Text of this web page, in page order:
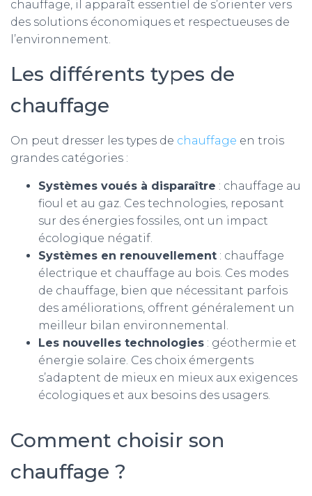
chauffage, il apparaît essentiel de s’orienter vers
des solutions économiques et respectueuses de
l’environnement.
Les différents types de
chauffage
On peut dresser les types de chauffage en trois
grandes catégories :
Systèmes voués à disparaître : chauffage au
fioul et au gaz. Ces technologies, reposant
sur des énergies fossiles, ont un impact
écologique négatif.
Systèmes en renouvellement : chauffage
électrique et chauffage au bois. Ces modes
de chauffage, bien que nécessitant parfois
des améliorations, offrent généralement un
meilleur bilan environnemental.
Les nouvelles technologies : géothermie et
énergie solaire. Ces choix émergents
s’adaptent de mieux en mieux aux exigences
écologiques et aux besoins des usagers.
Comment choisir son
chauffage ?